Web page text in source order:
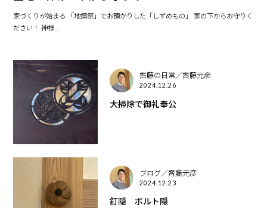
家づくりが始まる 「地鎮祭」でお預かりした「しずめもの」 家の下からお守りく
ださい！ 神様...
齊藤の日常／齊藤元彦
2024.12.26
大掃除で御礼奉公
ブログ／齊藤元彦
2024.12.23
釘隠 ボルト隠